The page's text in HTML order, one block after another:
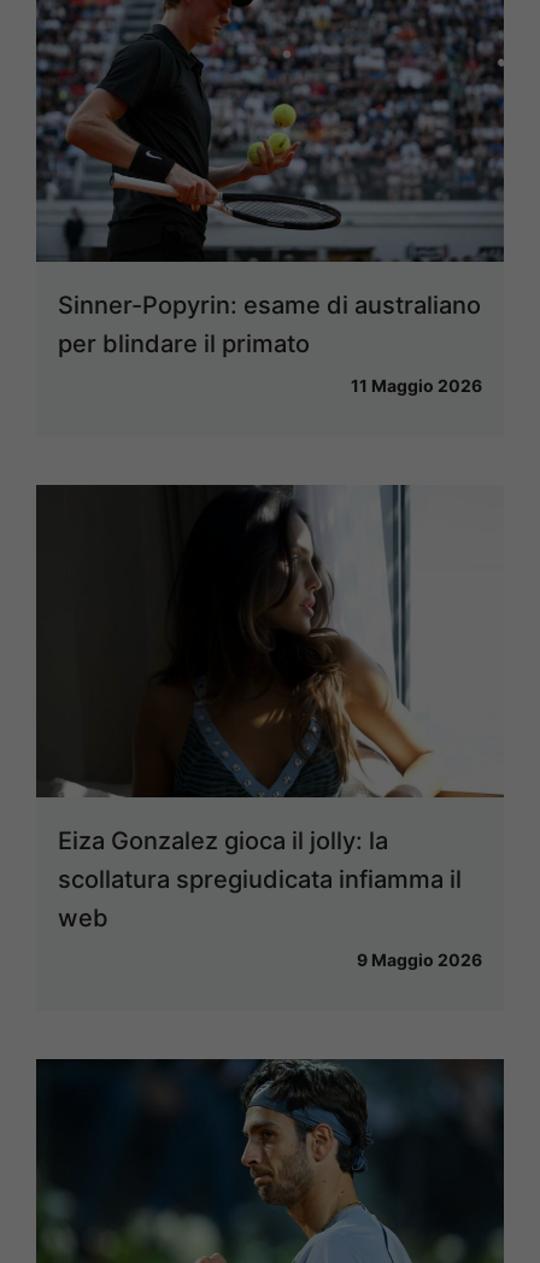
Sinner-Popyrin: esame di australiano
per blindare il primato
11 Maggio 2026
Eiza Gonzalez gioca il jolly: la
scollatura spregiudicata infiamma il
web
9 Maggio 2026